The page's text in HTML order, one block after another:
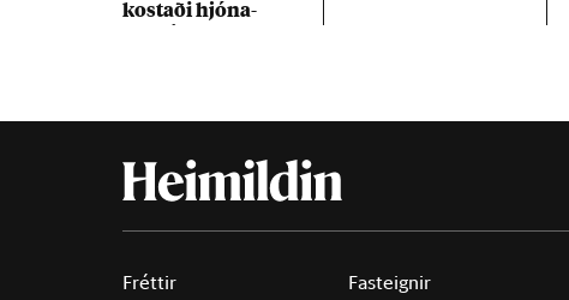
kostaði hjóna­
band­ið
Fréttir
Fasteignir